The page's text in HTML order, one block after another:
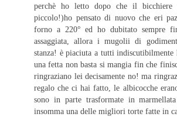
perchè ho letto dopo che il bicchiere
piccolo!)ho pensato di nuovo che eri
forno a 220° ed ho dubitato sempre
assaggiata, allora i mugolii di
stanza! è piaciuta a tutti
una fetta non basta si mangia fin che
ringraziano lei decisamente no! ma
regalo che ci hai fatto, le albicocche
sono in parte trasformate in
insomma una delle migliori torte fatte in